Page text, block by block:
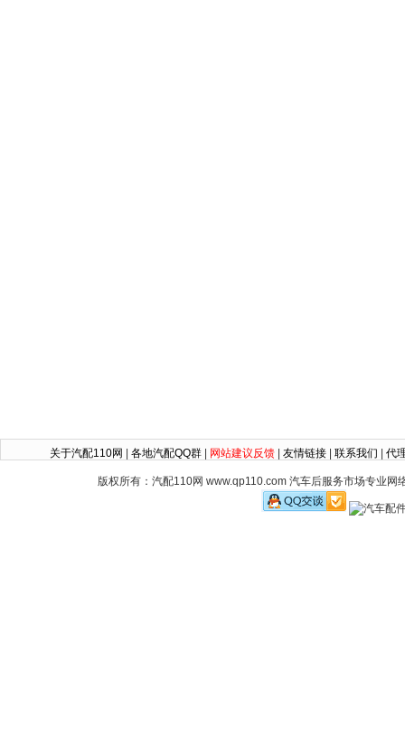
关于汽配110网 各地汽配QQ群 网站建议反馈 友情链接 联系我们 代
版权所有：汽配110网 www.qp110.com 汽车后服务市场专业网